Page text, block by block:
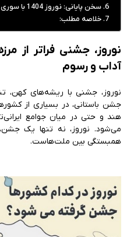
سخن پایانی: نوروز 1404 با سوری اپتیک، تجربه‌ای متفاوت
خلاصه مطلب:
نوروز، جشنی فراتر از
آداب و رسوم
نوروز، جشنی با ریشه‌های کهن،
جشن باستانی، در بسیاری از
هند و حتی در میان جوامع
می‌شود. نوروز، نه تنها یک
همبستگی بین ملت‌هاست.